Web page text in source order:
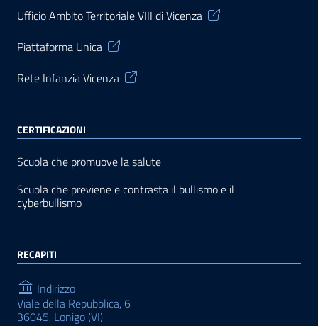
Ufficio Ambito Territoriale VIII di Vicenza
Piattaforma Unica
Rete Infanzia Vicenza
CERTIFICAZIONI
Scuola che promuove la salute
Scuola che previene e contrasta il bullismo e il
cyberbullismo
RECAPITI
Indirizzo
Viale della Repubblica, 6
36045, Lonigo (VI)